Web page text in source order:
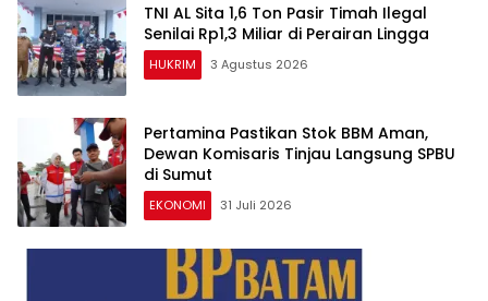
TNI AL Sita 1,6 Ton Pasir Timah Ilegal
Senilai Rp1,3 Miliar di Perairan Lingga
HUKRIM 3 Agustus 2026
Pertamina Pastikan Stok BBM Aman,
Dewan Komisaris Tinjau Langsung SPBU
di Sumut
EKONOMI 31 Juli 2026